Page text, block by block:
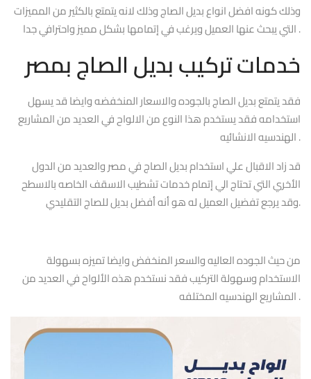
وذلك كونه افضل انواع بديل الصاج وذلك لانه يتمتع بالكثير من المميزات
التي يبحث عنها العميل ويرغب في إتمامها بشكل مميز واحترافي جدا .
خدمات تركيب بديل الصاج بمصر
فقد يتمتع بديل الصاج بالجوده والاسعار المنخفضه وايضا قد يسهل
استخدامه فقد يستخدم هذا النوع من الالواح في العديد من المشاريع
الهندسيه الانشائيه .
قد زاد الاقبال علي استخدام بديل الصاج في مصر والعديد من الدول
الأخري التي تحتاج الي إتمام خدمات تشطيب الاسقف الخاصه بالاسطح
وقد يرجع تفضيل العميل له هو أنه أفضل بديل للصاج التقليدي.
من حيث الجوده العاليه والسعر المنخفض وايضا تميزه بسهولة
الاستخدام وسهولة التركيب فقد نستخدم هذه الألواح في العديد من
المشاريع الهندسيه المختلفه .